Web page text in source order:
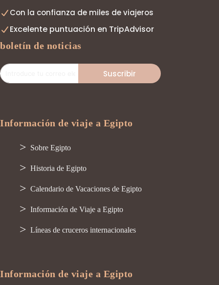
Con la confianza de miles de viajeros
Excelente puntuación en TripAdvisor
boletín de noticias
Suscribir
Información de viaje a Egipto
Sobre Egipto
Historia de Egipto
Calendario de Vacaciones de Egipto
Información de Viaje a Egipto
Líneas de cruceros internacionales
Información de viaje a Egipto